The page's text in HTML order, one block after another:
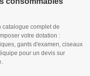
catalogue complet de
votre dotation :
gants d'examen, ciseaux
pour un devis sur